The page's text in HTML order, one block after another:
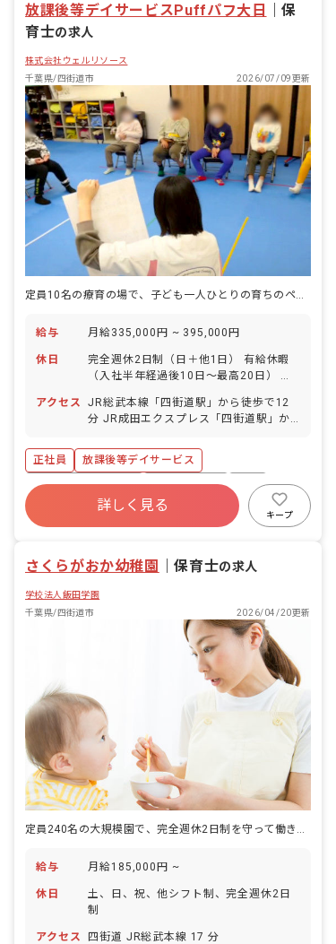
放課後等デイサービスPuffパフ大日 ｜保
育士の求人
株式会社ウェルリソース
千葉県/四街道市
2026/07/09更新
給与 月給335,000円 ~ 395,000円
休日
完全週休2日制（日＋他1日） 有給休暇
（入社半年経過後10日～最高20日） 春
後・育児休暇（取得率100％・復帰率
100％） 年間休日107日
アクセス
JR総武本線「四街道駅」から徒歩で12
分 JR成田エクスプレス「四街道駅」か
車通勤可（無料駐車場・駐輪場あり）
正社員
放課後等デイサービス
ボーナス・賞与あり
社会保険完備
福利厚生充実
残業少なめ
昇給昇進あり
詳しく見る
キープ
さくらがおか幼稚園 ｜保育士の求人
学校法人飯田学園
千葉県/四街道市
2026/04/20更新
給与 月給185,000円 ~
休日
土、日、祝、他シフト制、完全週休2日
制
アクセス 四街道 JR総武本線 17 分